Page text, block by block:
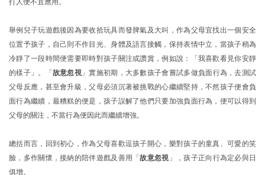
舉例兒子玩遊戲後因為要收拾玩具而發脾氣及大叫，作為父母宜找出一個安全
位置予孩子，自己則不作目光、身體及語言接觸，保持表情中立，當孩子稍為
冷靜了一段時間便需要即時對孩子關注或讚賞，例如說：「我喜歡看見你安靜
的樣子」。「故意忽視 」實施初期，大多數孩子會嘗試多做負面行為，去測試
父母反應，甚至會升級，父母必須沉著被挑戰的心繼續堅持，不然孩子便會負
面行為繼續，最糟糕的便是，孩子誤解了他們只要加強負面行為，便可以得到
父母的關注，不當行為便因此而繼續增強。
總括而言，回到初心，作為父母喜歡逗孩子開心，樂對孩子的童真、可愛的笑
臉，多作關懷，接納的陪伴遊戲及善用「故意忽視 」，孩子正向行為定必與日
俱增。